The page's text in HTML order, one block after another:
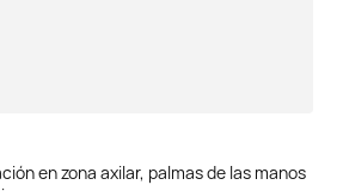
en zona axilar, palmas de las manos